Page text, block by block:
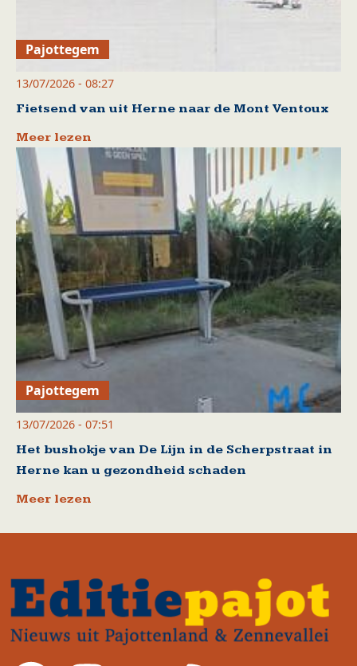
Pajottegem
13/07/2026 - 08:27
Fietsend van uit Herne naar de Mont Ventoux
Meer lezen
Pajottegem
13/07/2026 - 07:51
Het bushokje van De Lijn in de Scherpstraat in
Herne kan u gezondheid schaden
Meer lezen